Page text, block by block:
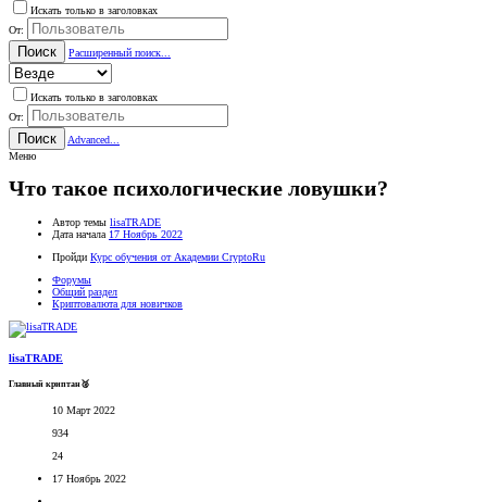
Искать только в заголовках
От:
Поиск Расширенный поиск...
Искать только в заголовках
От:
Поиск
Advanced...
Меню
Что такое психологические ловушки?
Автор темы lisaTRADE
Дата начала 17 Ноябрь 2022
Пройди Курс обучения от Академии CryptoRu
Форумы
Общий раздел
Криптовалюта для новичков
lisaTRADE
Главный криптан🥈
10 Март 2022
934
24
17 Ноябрь 2022